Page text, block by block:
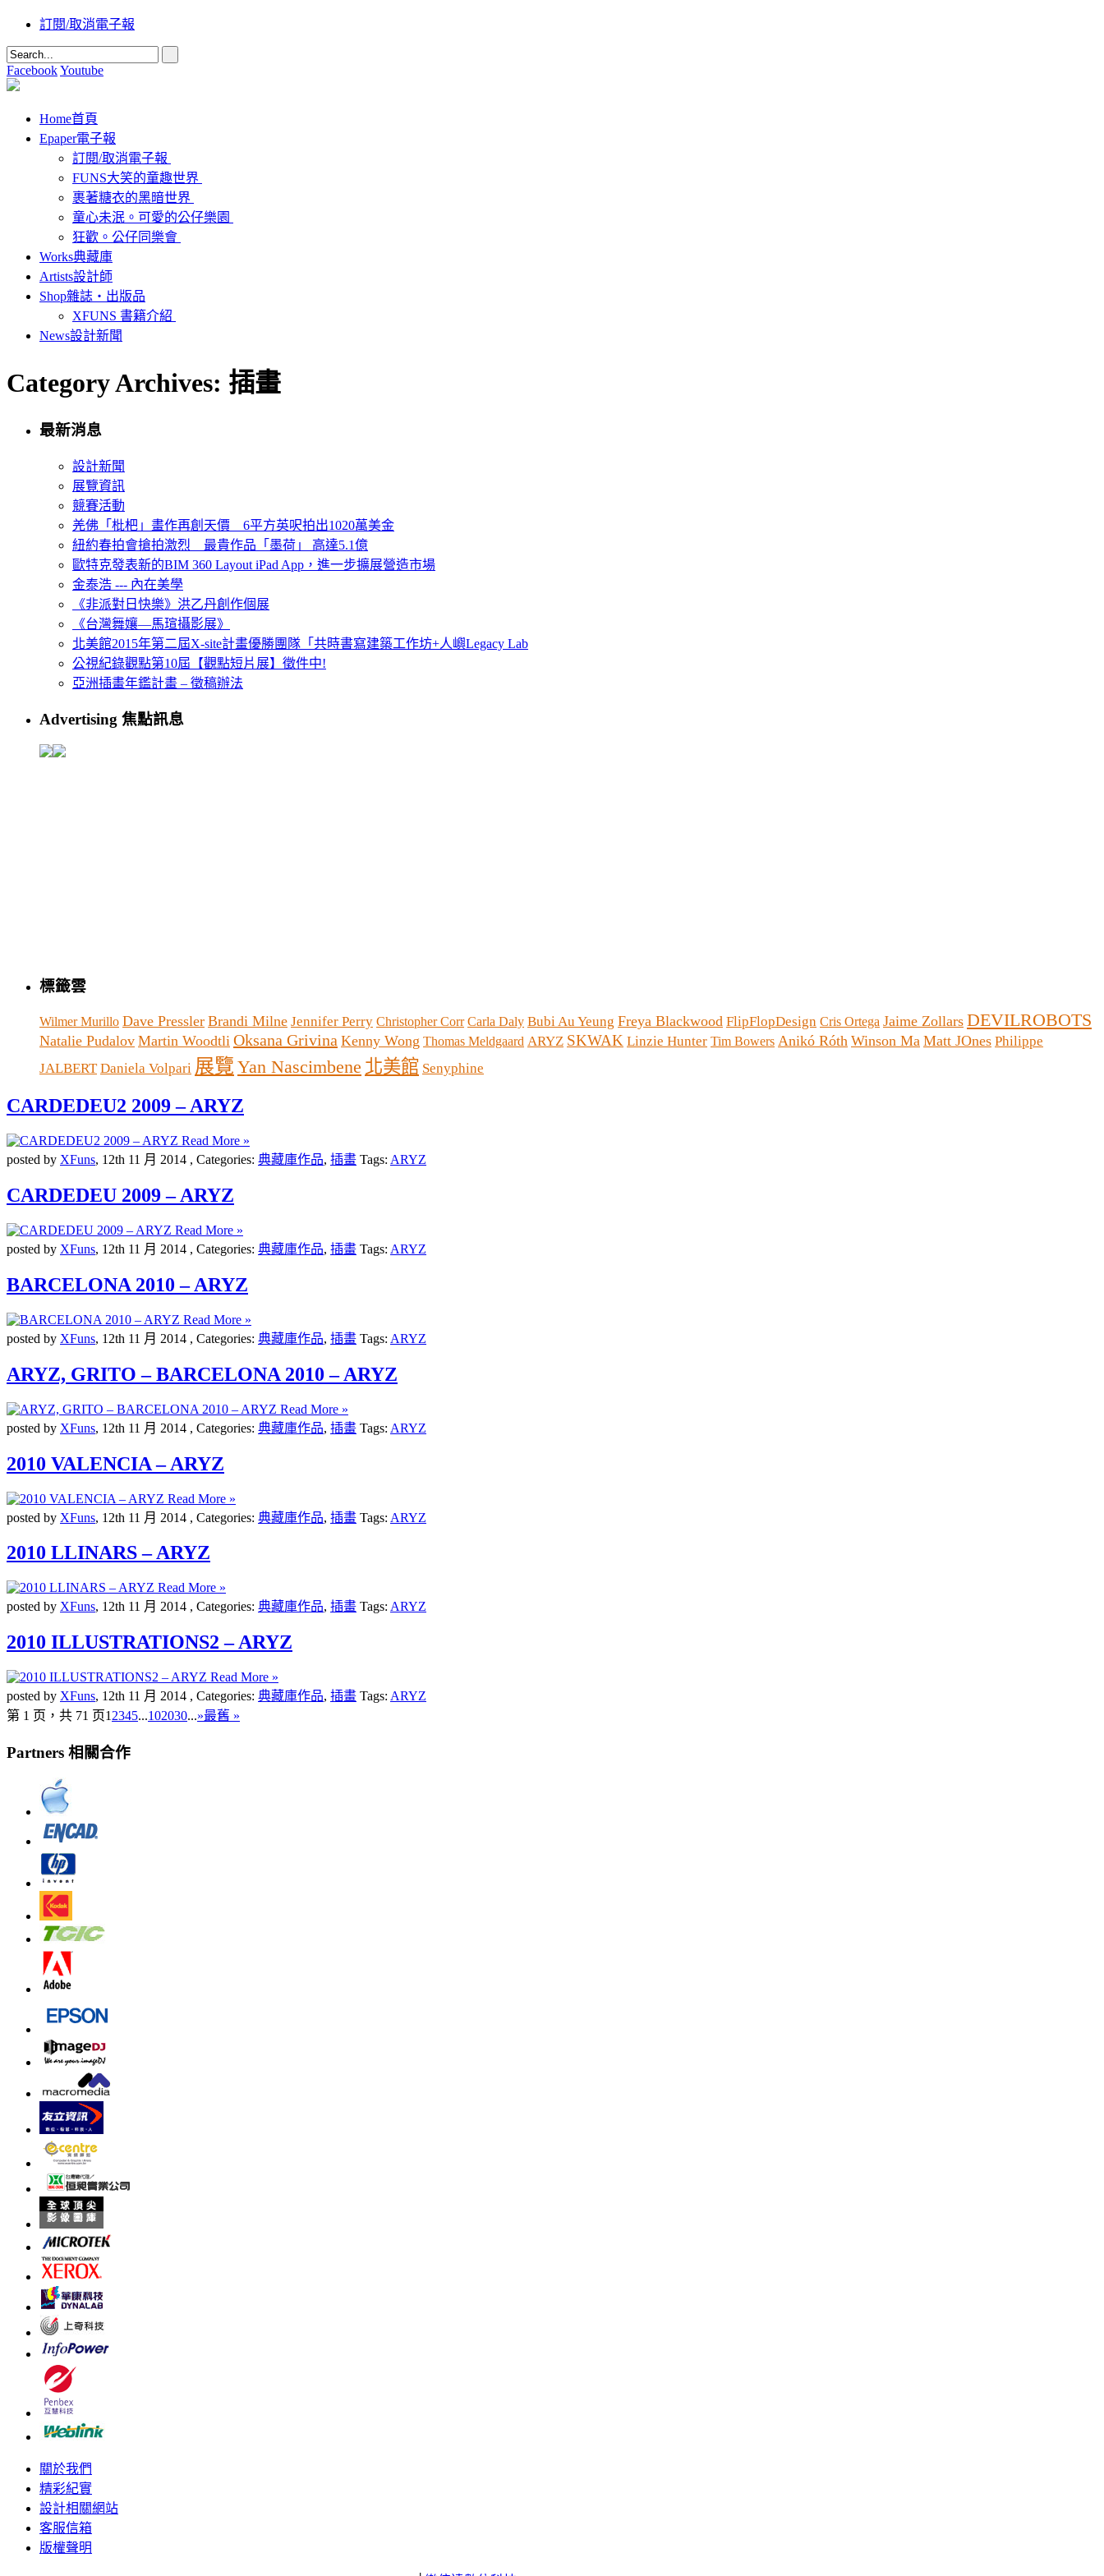
訂閱/取消電子報
FacebookYoutube
Home首頁
Epaper電子報
訂閱/取消電子報
FUNS大笑的童趣世界
裹著糖衣的黑暗世界
童心未泯。可愛的公仔樂園
狂歡。公仔同樂會
Works典藏庫
Artists設計師
Shop雜誌‧出版品
XFUNS 書籍介紹
News設計新聞
Category Archives: 插畫
最新消息
設計新聞
展覽資訊
競賽活動
羌佛「枇杷」畫作再創天價 6平方英呎拍出1020萬美金
紐約春拍會搶拍激烈 最貴作品「墨荷」 高達5.1億
歐特克發表新的BIM 360 Layout iPad App，進一步擴展營造市場
金泰浩 --- 內在美學
《非派對日快樂》洪乙丹創作個展
《台灣舞孃—馬瑄攝影展》
北美館2015年第二屆X-site計畫優勝團隊「共時書寫建築工作坊+人嶼Legacy Lab
公視紀錄觀點第10屆【觀點短片展】徵件中!
亞洲插畫年鑑計畫 – 徵稿辦法
Advertising 焦點訊息
標籤雲
Wilmer Murillo Dave Pressler Brandi Milne Jennifer Perry Christopher Corr Carla Daly Bubi Au Yeung Freya Blackwood FlipFlopDesign Cris Ortega Jaime Zollars DEVILROBOTS
Natalie Pudalov Martin Woodtli Oksana Grivina Kenny Wong Thomas Meldgaard ARYZ SKWAK Linzie Hunter Tim Bowers Anikó Róth Winson Ma Matt JOnes Philippe
JALBERT Daniela Volpari 展覽 Yan Nascimbene 北美館 Senyphine
CARDEDEU2 2009 – ARYZ
Read More »
posted by XFuns, 12th 11 月 2014 , Categories: 典藏庫作品, 插畫 Tags: ARYZ
CARDEDEU 2009 – ARYZ
Read More »
posted by XFuns, 12th 11 月 2014 , Categories: 典藏庫作品, 插畫 Tags: ARYZ
BARCELONA 2010 – ARYZ
Read More »
posted by XFuns, 12th 11 月 2014 , Categories: 典藏庫作品, 插畫 Tags: ARYZ
ARYZ, GRITO – BARCELONA 2010 – ARYZ
Read More »
posted by XFuns, 12th 11 月 2014 , Categories: 典藏庫作品, 插畫 Tags: ARYZ
2010 VALENCIA – ARYZ
Read More »
posted by XFuns, 12th 11 月 2014 , Categories: 典藏庫作品, 插畫 Tags: ARYZ
2010 LLINARS – ARYZ
Read More »
posted by XFuns, 12th 11 月 2014 , Categories: 典藏庫作品, 插畫 Tags: ARYZ
2010 ILLUSTRATIONS2 – ARYZ
Read More »
posted by XFuns, 12th 11 月 2014 , Categories: 典藏庫作品, 插畫 Tags: ARYZ
第 1 页，共 71 页1 2345...102030...»最舊 »
Partners 相關合作
關於我們
精彩紀實
設計相關網站
客服信箱
版權聲明